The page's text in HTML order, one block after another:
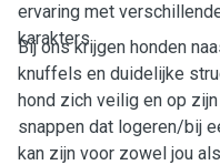
ervaring met
karakters.
Bij ons krijgen honden
knuffels en duidelijke
hond zich veilig en op
snappen dat logeren/bij
kan zijn voor zowel jou